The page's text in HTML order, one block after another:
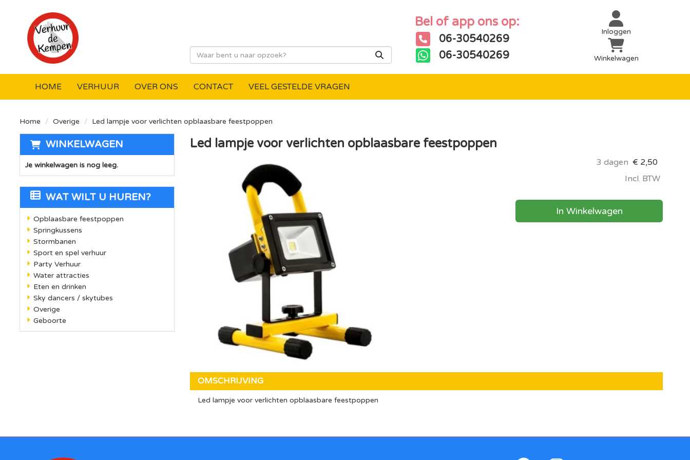
Bel of app ons op:
06-30540269
06-30540269
Inloggen
Winkelwagen
HOME VERHUUR OVER ONS CONTACT VEEL GESTELDE VRAGEN
Home Overige Led lampje voor verlichten opblaasbare feestpoppen
WINKELWAGEN
Je winkelwagen is nog leeg.
WAT WILT U HUREN?
Opblaasbare feestpoppen
Springkussens
Stormbanen
Sport en spel verhuur
Party Verhuur
Water attracties
Eten en drinken
Sky dancers / skytubes
Overige
Geboorte
Led lampje voor verlichten opblaasbare feestpoppen
3 dagen € 2,50
Incl. BTW
In Winkelwagen
OMSCHRIJVING
Led lampje voor verlichten opblaasbare feestpoppen